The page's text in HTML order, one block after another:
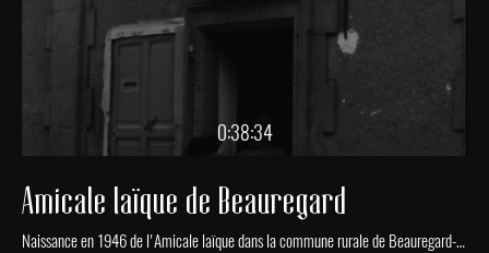
0:38:34
Amicale laïque de Beauregard
Naissance en 1946 de l'Amicale laïque dans la commune rurale de Beauregard-de-Terrasson et activités jusqu'au début des années 1950.